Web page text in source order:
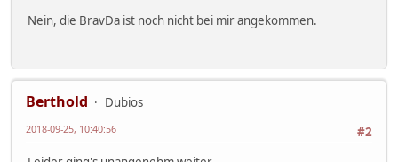
Nein, die BravDa ist noch nicht bei mir angekommen.
Berthold
Dubios
#2
2018-09-25, 10:40:56